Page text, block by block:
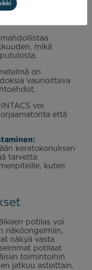
mikä
on
vaurioittava
voi
että
keratokonuksen
tarvetta
kuten
potilas voi
näköongelmiin,
näkyä vasta
potilaat
toimintoihin
jatkuu asteittain.